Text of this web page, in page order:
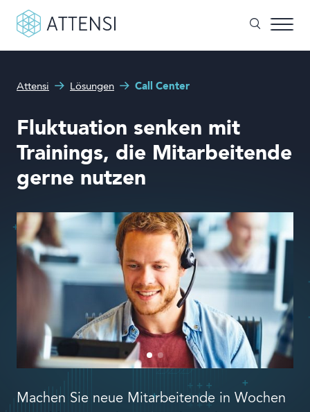
Spielbasiertes Training
Sehen Sie unsere Kunden
Produkte und Lösungen
Über uns
Demo buchen
Sprache
Wie können wir Ihnen helfen?
Attensi Lösungen Call Center
Fluktuation senken mit
Trainings, die Mitarbeitende
gerne nutzen
Machen Sie neue Mitarbeitende in Wochen